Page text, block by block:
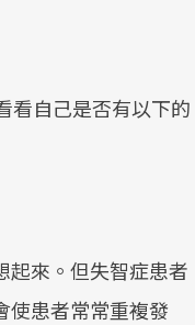
看自己是否有以下的
起來。但失智症患者
使患者常常重複發